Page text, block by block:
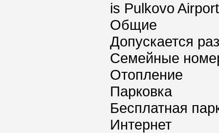
is Pulkovo
Общие
Допускается
Семейные
Отопление
Парковка
Бесплатная
Интернет